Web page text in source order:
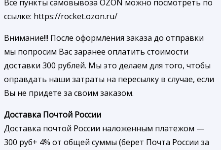
Все пункты самовывоза OZON можно посмотреть по
ссылке: https://rocket.ozon.ru/
Внимание!!! После оформления заказа до отправки
мы попросим Вас заранее оплатить стоимости
доставки 300 рублей. Мы это делаем для того, чтобы
оправдать наши затраты на пересылку в случае, если
Вы не придете за своим заказом.
Доставка Почтой России
Доставка почтой России наложенным платежом —
300 руб+ 4% от общей суммы (берет Почта России за